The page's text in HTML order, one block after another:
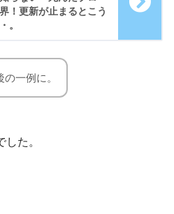
！更新が止まるとこう
。
一例に。
た。